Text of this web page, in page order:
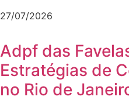
27/07/2026
Adpf das
Estratégias de
no Rio de